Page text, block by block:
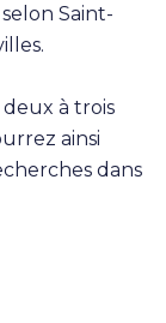
Saint-
deux à trois
ainsi
dans